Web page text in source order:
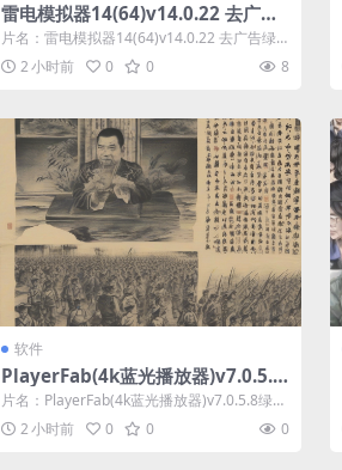
雷电模拟器14(64)v14.0.22 去广告
绿色纯净版
片名：雷电模拟器14(64)v14.0.22 去广告绿
色纯净版 分类：软件 详情...
2 小时前 0 0 8
软件
PlayerFab(4k蓝光播放器)v7.0.5.8
绿色便携版
片名：PlayerFab(4k蓝光播放器)v7.0.5.8绿色
便携版 分类：软件...
2 小时前 0 0 0